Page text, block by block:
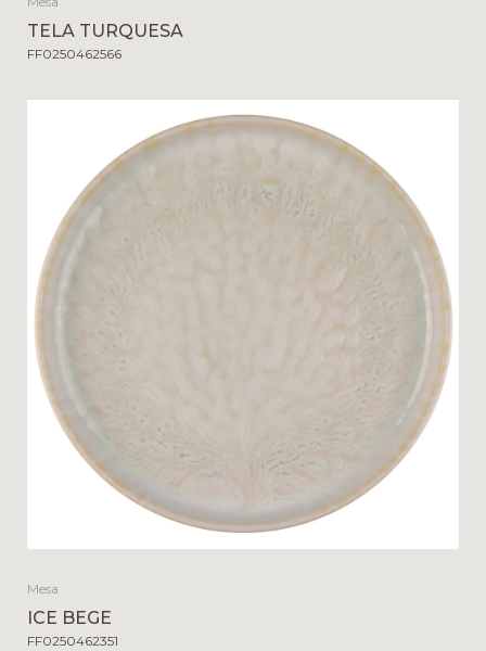
TELA TURQUESA
FF0250462566
Mesa
ICE BEGE
FF0250462351